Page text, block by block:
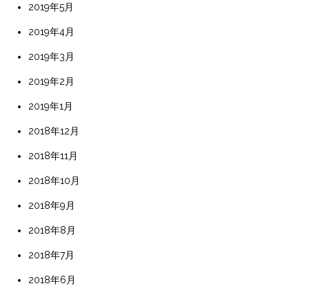
2019年5月
2019年4月
2019年3月
2019年2月
2019年1月
2018年12月
2018年11月
2018年10月
2018年9月
2018年8月
2018年7月
2018年6月